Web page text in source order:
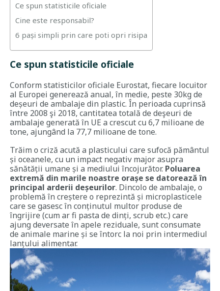
Ce spun statisticile oficiale
Cine este responsabil?
6 pași simpli prin care poti opri risipa
Ce spun statisticile oficiale
Conform statisticilor oficiale Eurostat, fiecare locuitor
al Europei generează anual, în medie, peste 30kg de
deșeuri de ambalaje din plastic. În perioada cuprinsă
între 2008 şi 2018, cantitatea totală de deşeuri de
ambalaje generată în UE a crescut cu 6,7 milioane de
tone, ajungând la 77,7 milioane de tone.
Trăim o criză acută a plasticului care sufocă pământul
și oceanele, cu un impact negativ major asupra
sănătății umane și a mediului încojurător. Poluarea
extremă din marile noastre orașe se datorează în
principal arderii deșeurilor. Dincolo de ambalaje, o
problemă în creștere o reprezintă și microplasticele
care se gasesc în conținutul multor produse de
îngrijire (cum ar fi pasta de dinți, scrub etc.) care
ajung deversate în apele reziduale, sunt consumate
de animale marine și se întorc la noi prin intermediul
lanțului alimentar.